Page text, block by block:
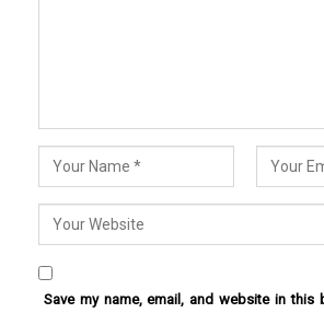
Save my name, email, and website in this